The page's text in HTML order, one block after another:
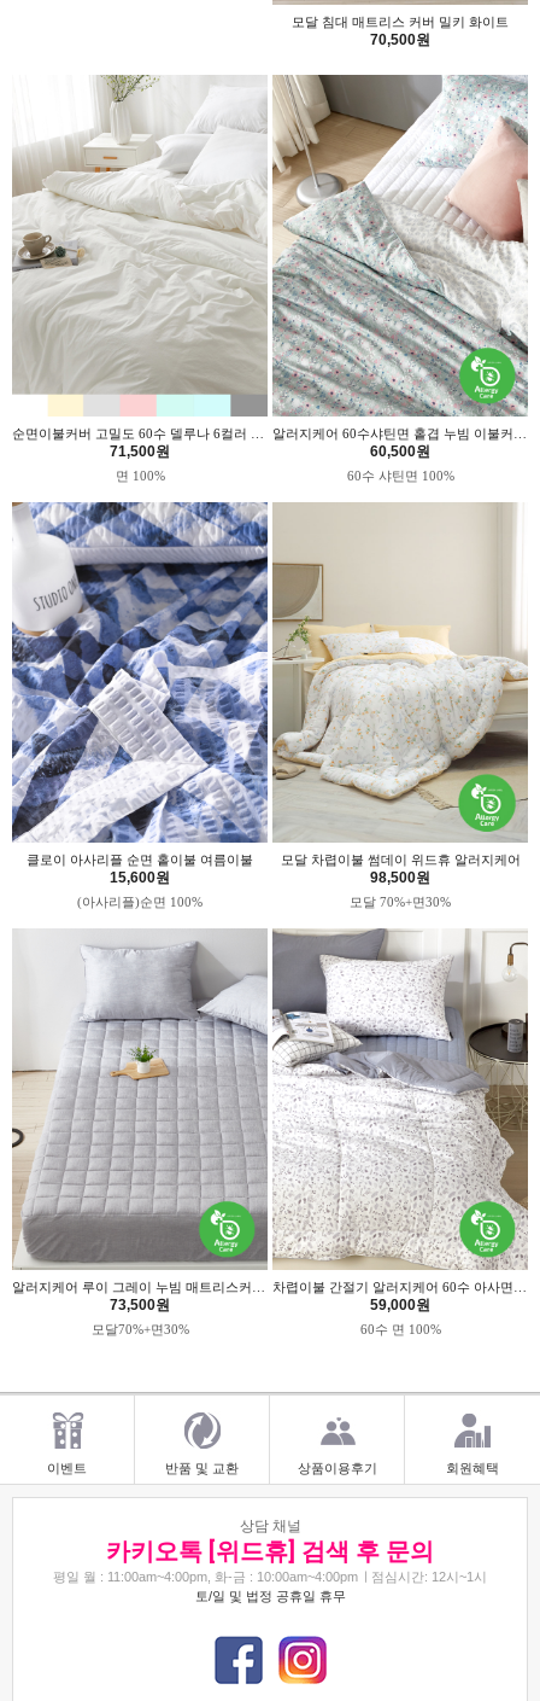
모달 침대 매트리스 커버 밀키 화이트
70,500원
71,500원
면 100%
60,500원
60수 샤틴면 100%
클로이 아사리플 순면 홑이불 여름이불
15,600원
(아사리플)순면 100%
모달 차렵이불 썸데이 위드휴 알러지케어
98,500원
모달 70%+면30%
73,500원
모달70%+면30%
59,000원
60수 면 100%
이벤트 반품 및 교환 상품이용후기 회원혜택
상담 채널
카키오톡 [위드휴] 검색 후 문의
평일 월 : 11:00am~4:00pm, 화-금 : 10:00am~4:00pm
점심시간: 12시~1시
토/일 및 법정 공휴일 휴무